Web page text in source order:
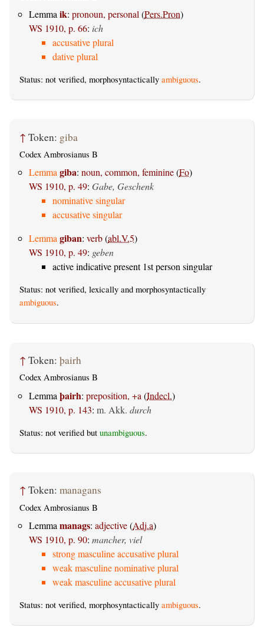
Lemma ik: pronoun, personal (Pers.Pron)
WS 1910, p. 66: ich
accusative plural
dative plural
Status: not verified, morphosyntactically ambiguous.
↑ Token: giba
Codex Ambrosianus B
Lemmagiba: noun, common, feminine(Fo)
WS 1910, p. 49: Gabe, Geschenk
nominative singular
accusative singular
Lemmagiban: verb(abl.V.5)
WS 1910, p. 49: geben
active indicative present 1st person singular
Status: not verified, lexically and morphosyntactically
ambiguous.
↑ Token: þairh
Codex Ambrosianus B
Lemma þairh: preposition, +a (Indecl.)
WS 1910, p. 143: m. Akk. durch
Status: not verified but unambiguous.
↑ Token: managans
Codex Ambrosianus B
Lemma manags: adjective(Adj.a)
WS 1910, p. 90: mancher, viel
strong masculine accusative plural
weak masculine nominative plural
weak masculine accusative plural
Status: not verified, morphosyntactically ambiguous.